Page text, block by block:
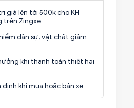
giá lên tới 500k cho KH
trên Zingxe
dân sự, vật chất giảm
khi thanh toán thiệt hại
định khi mua hoặc bán xe